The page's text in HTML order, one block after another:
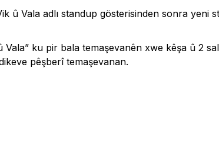
û Vala adlı standup gösterisinden sonra yeni
ku pir bala temaşevanên xwe kêşa û 2
pêşberî temaşevanan.